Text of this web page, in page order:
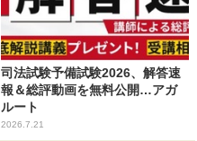
司法試験予備試験2026、解答速
報＆総評動画を無料公開…アガ
ルート
2026.7.21